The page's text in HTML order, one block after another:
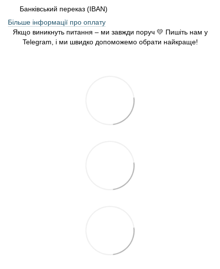
Банківський переказ (IBAN)
Більше інформації про оплату
Якщо виникнуть питання – ми завжди поруч 💛 Пишіть нам у
Telegram, і ми швидко допоможемо обрати найкраще!